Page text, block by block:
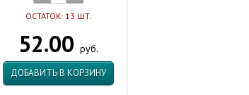
ОСТАТОК: 13 ШТ.
52.00 руб.
ДОБАВИТЬ В КОРЗИНУ